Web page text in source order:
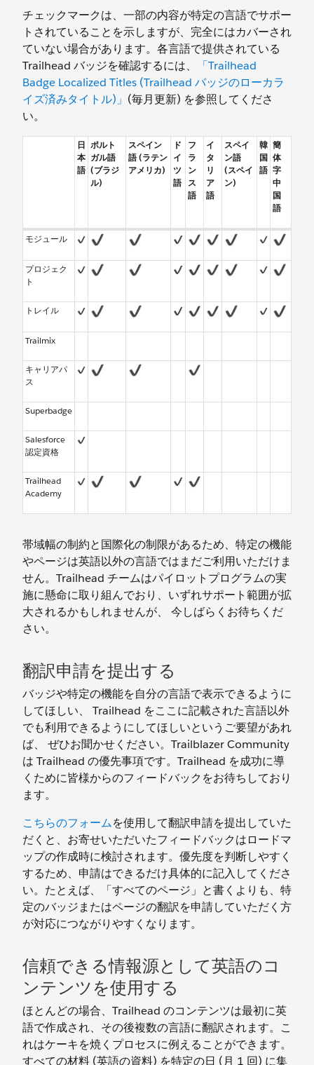
チェックマークは、一部の内容が特定の言語でサポー
トされていることを示しますが、完全にはカバーされ
ていない場合があります。各言語で提供されている
Trailhead バッジを確認するには、
「Trailhead
Badge Localized Titles (Trailhead バッジのローカラ
イズ済みタイトル)」 (毎月更新) を参照してくださ
い。
日
本
語
ポルト
ガル語
(ブラジ
ル)
スペイン
語 (ラテン
アメリカ)
ド
イ
ツ
語
フ
ラ
ン
ス
語
イ
タ
リ
ア
語
スペイ
ン語
(スペイ
ン)
韓
国
語
簡
体
字
中
国
語
モジュール
プロジェク
ト
トレイル
Trailmix
キャリアパ
ス
Superbadge
Salesforce
認定資格
Trailhead
Academy
帯域幅の制約と国際化の制限があるため、特定の機能
やページは英語以外の言語ではまだご利用いただけま
せん。Trailhead チームはパイロットプログラムの実
施に懸命に取り組んでおり、いずれサポート範囲が拡
大されるかもしれませんが、 今しばらくお待ちくだ
さい。
翻訳申請を提出する
バッジや特定の機能を自分の言語で表示できるように
してほしい、 Trailhead をここに記載された言語以外
でも利用できるようにしてほしいというご要望があれ
ば、 ぜひお聞かせください。Trailblazer Community
は Trailhead の優先事項です。Trailhead を成功に導
くために皆様からのフィードバックをお待ちしており
ます。
こちらのフォームを使用して翻訳申請を提出していた
だくと、お寄せいただいたフィードバックはロードマ
ップの作成時に検討されます。優先度を判断しやすく
するため、申請はできるだけ具体的に記入してくださ
い。たとえば、「すべてのページ」と書くよりも、特
定のバッジまたはページの翻訳を申請していただく方
が対応につながりやすくなります。
信頼できる情報源として英語のコ
ンテンツを使用する
ほとんどの場合、Trailhead のコンテンツは最初に英
語で作成され、その後複数の言語に翻訳されます。こ
れはケーキを焼くプロセスに例えることができます。
すべての材料 (英語の資料) を特定の日 (月 1 回) に集